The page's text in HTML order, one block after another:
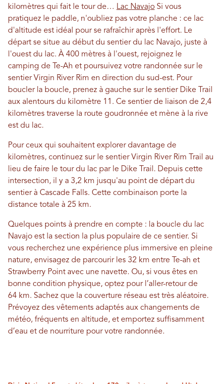
kilomètres qui fait le tour de… Lac Navajo Si vous
pratiquez le paddle, n'oubliez pas votre planche : ce lac
d'altitude est idéal pour se rafraîchir après l'effort. Le
départ se situe au début du sentier du lac Navajo, juste à
l'ouest du lac. À 400 mètres à l'ouest, rejoignez le
camping de Te-Ah et poursuivez votre randonnée sur le
sentier Virgin River Rim en direction du sud-est. Pour
boucler la boucle, prenez à gauche sur le sentier Dike Trail
aux alentours du kilomètre 11. Ce sentier de liaison de 2,4
kilomètres traverse la route goudronnée et mène à la rive
est du lac.
Pour ceux qui souhaitent explorer davantage de
kilomètres, continuez sur le sentier Virgin River Rim Trail au
lieu de faire le tour du lac par le Dike Trail. Depuis cette
intersection, il y a 3,2 km jusqu'au point de départ du
sentier à Cascade Falls. Cette combinaison porte la
distance totale à 25 km.
Quelques points à prendre en compte : la boucle du lac
Navajo est la section la plus populaire de ce sentier. Si
vous recherchez une expérience plus immersive en pleine
nature, envisagez de parcourir les 32 km entre Te-ah et
Strawberry Point avec une navette. Ou, si vous êtes en
bonne condition physique, optez pour l’aller-retour de
64 km. Sachez que la couverture réseau est très aléatoire.
Prévoyez des vêtements adaptés aux changements de
météo, fréquents en altitude, et emportez suffisamment
d’eau et de nourriture pour votre randonnée.